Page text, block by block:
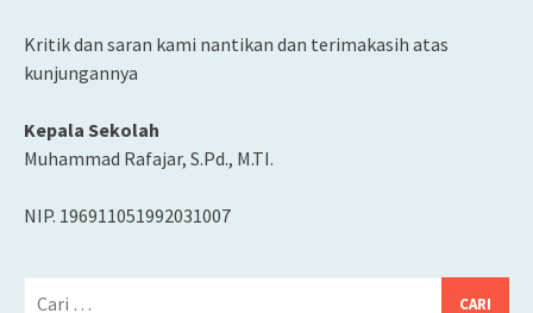
Kritik dan saran kami nantikan dan terimakasih atas
kunjungannya
Kepala Sekolah
Muhammad Rafajar, S.Pd., M.TI.
NIP. 196911051992031007